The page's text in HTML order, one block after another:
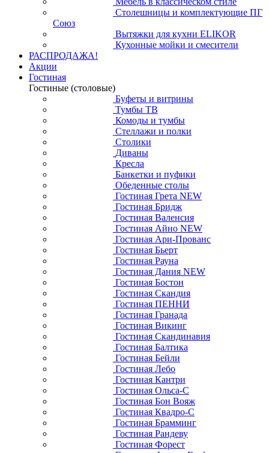
Столешницы и комплектующие ПГ
Союз
Вытяжки для кухни ELIKOR
Кухонные мойки и смесители
РАСПРОДАЖА!
Акции
Гостиная
Гостиные (столовые)
Буфеты и витрины
Тумбы ТВ
Комоды и тумбы
Стеллажи и полки
Столики
Диваны
Кресла
Банкетки и пуфики
Обеденные столы
Гостиная Грета NEW
Гостиная Бридж
Гостиная Валенсия
Гостиная Айно NEW
Гостиная Ари-Прованс
Гостиная Бьерт
Гостиная Рауна
Гостиная Дания NEW
Гостиная Бостон
Гостиная Скандия
Гостиная ПЕННИ
Гостиная Гранада
Гостиная Викинг
Гостиная Скандинавия
Гостиная Балтика
Гостиная Бейли
Гостиная Лебо
Гостиная Кантри
Гостиная Ольса-С
Гостиная Бон Вояж
Гостиная Квадро-С
Гостиная Брамминг
Гостиная Рандеву
Гостиная Форест